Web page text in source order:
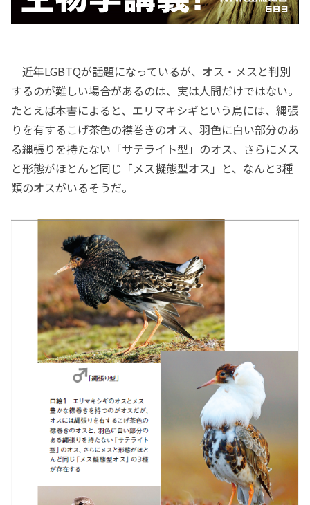
近年LGBTQが話題になっているが、オス・メスと判別
するのが難しい場合があるのは、実は人間だけではない。
たとえば本書によると、エリマキシギという鳥には、縄張
りを有するこげ茶色の襟巻きのオス、羽色に白い部分のあ
る縄張りを持たない「サテライト型」のオス、さらにメス
と形態がほとんど同じ「メス擬態型オス」と、なんと3種
類のオスがいるそうだ。